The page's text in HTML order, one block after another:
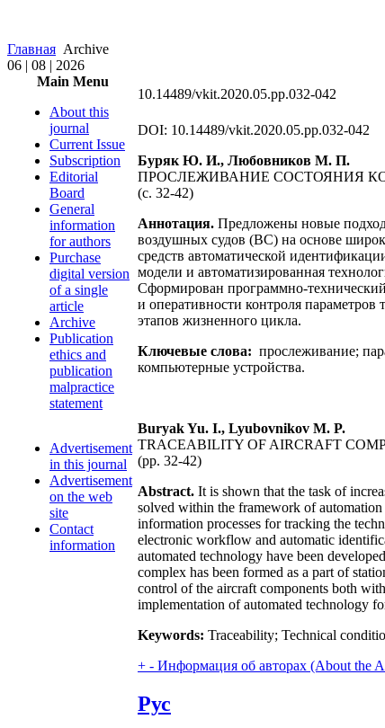
Главная Archive
06 | 08 | 2026
Main Menu
About this
journal
Current Issue
Subscription
Editorial
Board
General
information
for authors
Purchase
digital version
of a single
article
Archive
Publication
ethics and
publication
malpractice
statement
Advertisement
in this journal
Advertisement
on the web
site
Contact
information
10.14489/vkit.2020.05.pp.032-042
DOI: 10.14489/vkit.2020.05.pp.032-042
Буряк Ю. И., Любовников М. П.
ПРОСЛЕЖИВАНИЕ СОСТОЯНИЯ
(с. 32-42)
Аннотация. Предложены новые
воздушных судов (ВС) на основе
средств автоматической
модели и автоматизированная
Сформирован программно-
и оперативности контроля
этапов жизненного цикла.
Ключевые слова: прослеживание;
компьютерные устройства.
Buryak Yu. I., Lyubovnikov M. P.
TRACEABILITY OF AIRCRAFT
(pp. 32-42)
Abstract. It is shown that the task of
solved within the framework of
information processes for tracking the
electronic workflow and automatic
automated technology have been
complex has been formed as a part of
control of the aircraft components both
implementation of automated technology
Keywords: Traceability; Technical
+ - Информация об авторах (About the
Рус